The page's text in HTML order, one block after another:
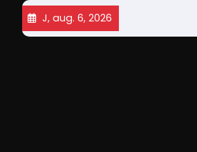
content
J, aug. 6, 2026